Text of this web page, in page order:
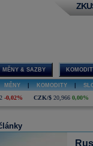
MĚNY & SAZBY
MĚNY KOMODITY
-0,02% CZK/$ 20,966 0,00%